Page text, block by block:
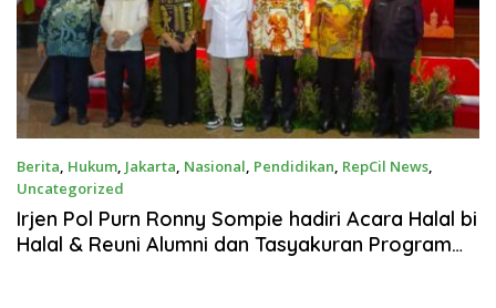
Berita, Hukum, Jakarta, Nasional, Pendidikan, RepCil News,
Uncategorized
April 27, 2024
Irjen Pol Purn Ronny Sompie hadiri Acara Halal bi
Halal & Reuni Alumni dan Tasyakuran Program